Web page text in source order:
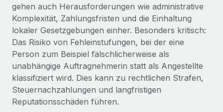
Compliance Watchtower
Lückenlose Compliance
Geräteverwaltung
Globale Bereitstellung und Verfolgung von IT-
Geräten
Gründung von Niederlassungen
Schnelle, rechtssichere Gründung von
Niederlassungen
Remote um 120 % vergrößert
Weaviate auf einen Blick Weaviate entwickelt KI-basierte
Open-Source-Infrastrukturen. Das...
Mehr erfahren
Strategische Partnerschaft zwischen
Reverse Tech und Remote für Contractor
Management und Payroll
BLOG
Globale Payroll
EOR und PEO
Contractor Management
Steuern
gehen auch Herausforderungen wie administrative
Komplexität, Zahlungsfristen und die Einhaltung
lokaler Gesetzgebungen einher. Besonders kritisch:
Das Risiko von Fehleinstufungen, bei der eine
Person zum Beispiel fälschlicherweise als
unabhängige Auftragnehmerin statt als Angestellte
klassifiziert wird. Dies kann zu rechtlichen Strafen,
Steuernachzahlungen und langfristigen
Reputationsschäden führen.